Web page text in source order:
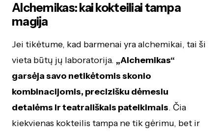
Alchemikas: kai kokteiliai tampa
magija
Jei tikėtume, kad barmenai yra alchemikai, tai ši
vieta būtų jų laboratorija. „Alchemikas“
garsėja savo netikėtomis skonio
kombinacijomis, precizišku dėmesiu
detalėms ir teatrališkais pateikimais. Čia
kiekvienas kokteilis tampa ne tik gėrimu, bet ir